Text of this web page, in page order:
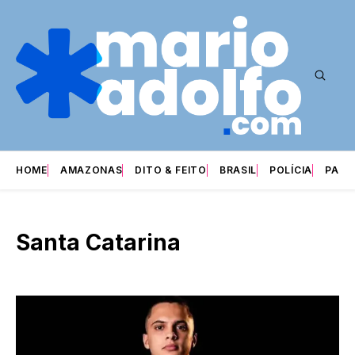
HOME AMAZONAS DITO & FEITO BRASIL POLÍCIA
Santa Catarina